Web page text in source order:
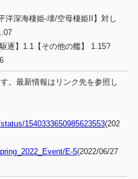
洋深海棲姫-壊/空母棲姫II】対し
逐】1.1【その他の艦】 1.15?
。最新情報はリンク先を参照し
1540333650985623553(202
E-5(2022/06/27